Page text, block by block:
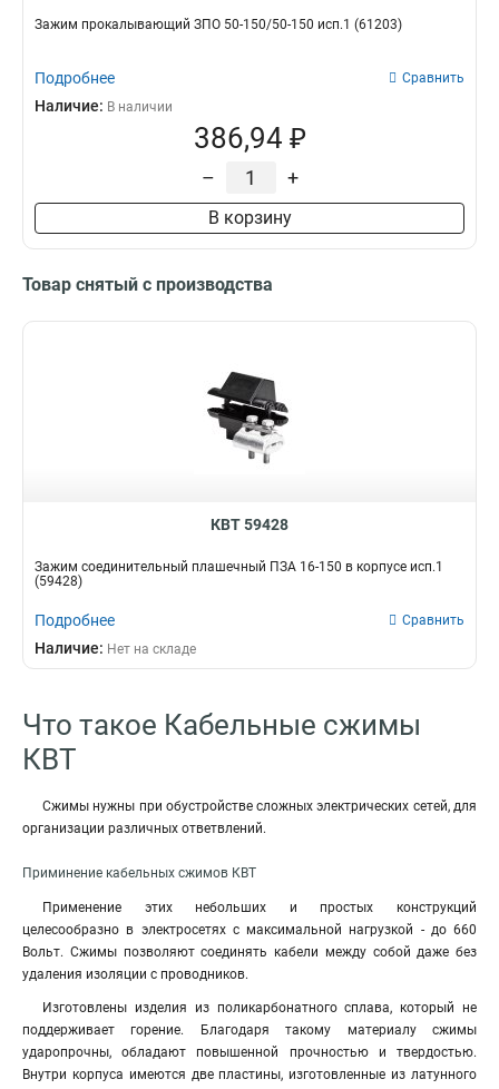
Зажим прокалывающий ЗПО 50-150/50-150 исп.1 (61203)
Подробнее Сравнить
Наличие: В наличии
386,94 ₽
– +
В корзину
Товар снятый с производства
КВТ 59428
Зажим соединительный плашечный ПЗА 16-150 в корпусе исп.1
(59428)
Подробнее Сравнить
Наличие: Нет на складе
Что такое Кабельные сжимы
КВТ
Сжимы нужны при обустройстве сложных электрических сетей, для
организации различных ответвлений.
Приминение кабельных сжимов КВТ
Применение этих небольших и простых конструкций
целесообразно в электросетях с максимальной нагрузкой - до 660
Вольт. Сжимы позволяют соединять кабели между собой даже без
удаления изоляции с проводников.
Изготовлены изделия из поликарбонатного сплава, который не
поддерживает горение. Благодаря такому материалу сжимы
ударопрочны, обладают повышенной прочностью и твердостью.
Внутри корпуса имеются две пластины, изготовленные из латунного